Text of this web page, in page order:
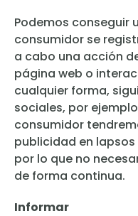
Podemos conseguir
consumidor se
a cabo una acción
página web o
cualquier forma,
sociales, por
consumidor
publicidad en
por lo que no
de forma continua.
Informar